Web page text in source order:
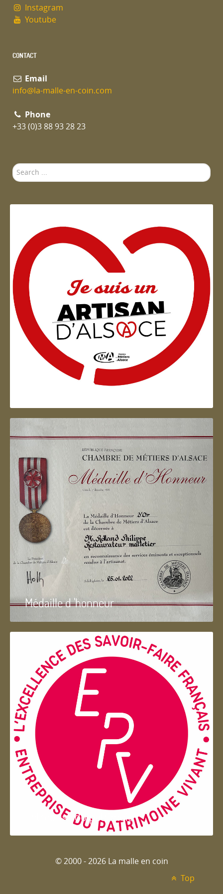
Instagram
Youtube
CONTACT
Email
info@la-malle-en-coin.com
Phone
+33 (0)3 88 93 28 23
Search
...
Artisan d'Alsace
Médaille d 'honneur
Entreprise du patrimoie
© 2000 - 2026 La malle en coin
Top